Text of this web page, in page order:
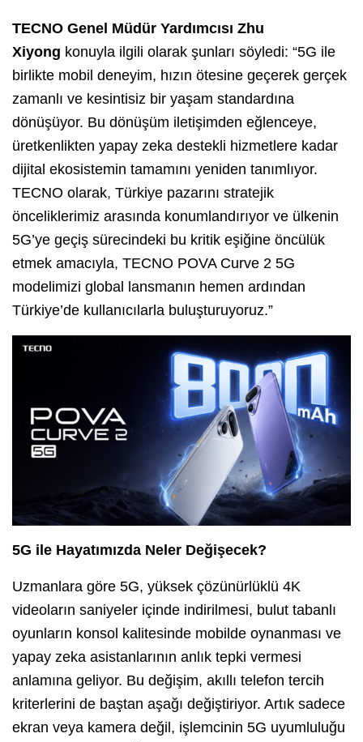
TECNO Genel Müdür Yardımcısı Zhu
Xiyong konuyla ilgili olarak şunları söyledi: “5G ile
birlikte mobil deneyim, hızın ötesine geçerek gerçek
zamanlı ve kesintisiz bir yaşam standardına
dönüşüyor. Bu dönüşüm iletişimden eğlenceye,
üretkenlikten yapay zeka destekli hizmetlere kadar
dijital ekosistemin tamamını yeniden tanımlıyor.
TECNO olarak, Türkiye pazarını stratejik
önceliklerimiz arasında konumlandırıyor ve ülkenin
5G’ye geçiş sürecindeki bu kritik eşiğine öncülük
etmek amacıyla, TECNO POVA Curve 2 5G
modelimizi global lansmanın hemen ardından
Türkiye’de kullanıcılarla buluşturuyoruz.”
5G ile Hayatımızda Neler Değişecek?
Uzmanlara göre 5G, yüksek çözünürlüklü 4K
videoların saniyeler içinde indirilmesi, bulut tabanlı
oyunların konsol kalitesinde mobilde oynanması ve
yapay zeka asistanlarının anlık tepki vermesi
anlamına geliyor. Bu değişim, akıllı telefon tercih
kriterlerini de baştan aşağı değiştiriyor. Artık sadece
ekran veya kamera değil, işlemcinin 5G uyumluluğu